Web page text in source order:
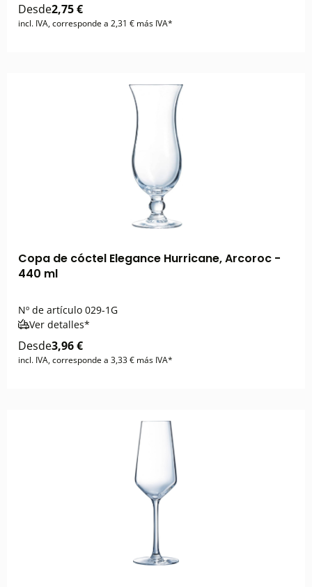
Desde2,75 €
incl. IVA, corresponde a 2,31 € más IVA*
Copa de cóctel Elegance Hurricane, Arcoroc -
440 ml
Nº de artículo 029-1G
Ver detalles*
Desde3,96 €
incl. IVA, corresponde a 3,33 € más IVA*